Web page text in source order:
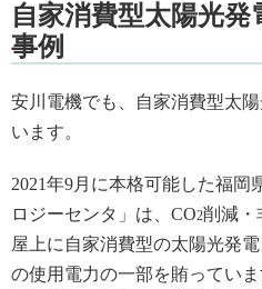
自家消費型太陽光
事例
安川電機でも、自家消費型太
います。
2021年9月に本格可能した福岡
ロジーセンタ」は、CO2削減・
屋上に自家消費型の太陽光発
の使用電力の一部を賄ってい